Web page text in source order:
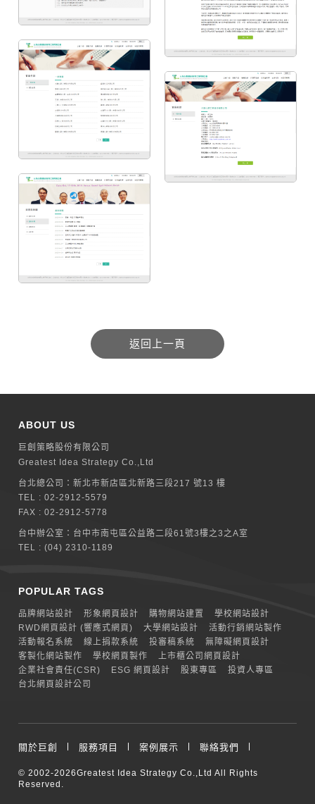
ABOUT US
巨創策略股份有限公司
Greatest Idea Strategy Co.,Ltd
台北總公司：新北巿新店區北新路三段217 號13 樓
TEL :02-2912-5579
FAX : 02-2912-5778
台中辦公室： 台中市南屯區公益路二段61號3樓之3之A室
TEL :(04) 2310-1189
POPULAR TAGS
品牌網站設計 形象網頁設計 購物網站建置
學校網站設計
RWD網頁設計 (響應式網頁)
大學網站設計
活動行銷網站製作
活動報名系統
線上捐款系統 投審稿系統
無障礙網頁設計
客製化網站製作
學校網頁製作
上市櫃公司網頁設計
企業社會責任(CSR)
ESG 網頁設計 股東專區
投資人專區
台北網頁設計公司
關於巨創 服務項目 案例展示 聯絡我們
© 2002-2026Greatest Idea Strategy Co.,Ltd All Rights
Reserved.